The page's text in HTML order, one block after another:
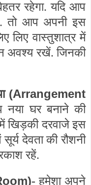
रहेगा. यदि आप
आप अपनी इस
लिए वास्तुशात्र में
अवश्य रखें. जिनकी
(Arrangement
घर बनाने की
खिड़की दरवाजे इस
देवता की रौशनी
रहें.
-हमेशा अपने